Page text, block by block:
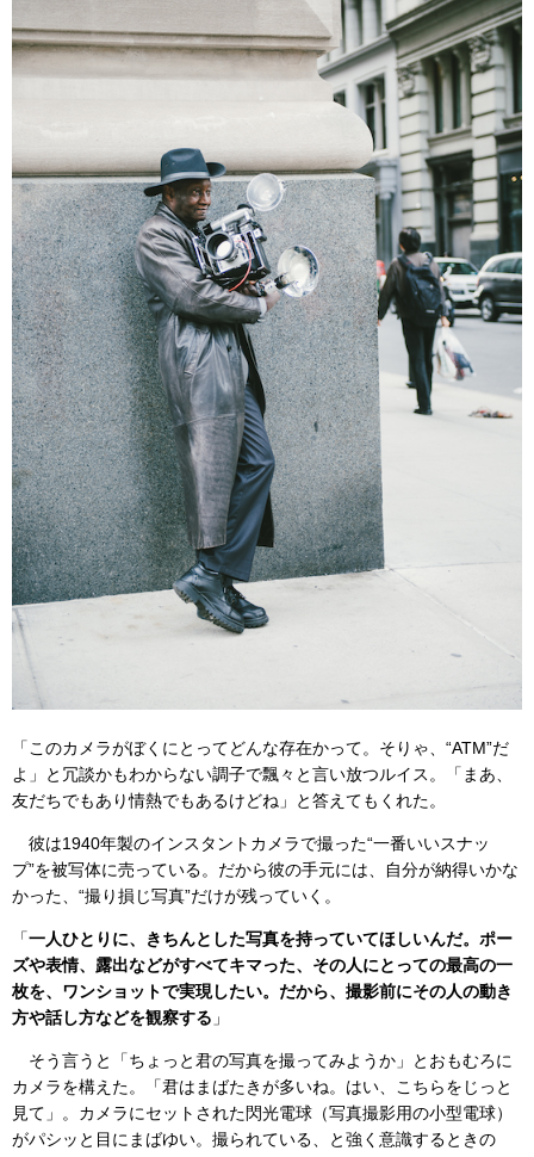
「このカメラがぼくにとってどんな存在かって。そりゃ、“ATM”だ
よ」と冗談かもわからない調子で飄々と言い放つルイス。「まあ、
友だちでもあり情熱でもあるけどね」と答えてもくれた。
彼は1940年製のインスタントカメラで撮った“一番いいスナッ
プ”を被写体に売っている。だから彼の手元には、自分が納得いかな
かった、“撮り損じ写真”だけが残っていく。
「一人ひとりに、きちんとした写真を持っていてほしいんだ。ポー
ズや表情、露出などがすべてキマった、その人にとっての最高の一
枚を、ワンショットで実現したい。だから、撮影前にその人の動き
方や話し方などを観察する 」
そう言うと「ちょっと君の写真を撮ってみようか」とおもむろに
カメラを構えた。「君はまばたきが多いね。はい、こちらをじっと
見て」。カメラにセットされた閃光電球（写真撮影用の小型電球）
がパシッと目にまばゆい。撮られている、と強く意識するときの